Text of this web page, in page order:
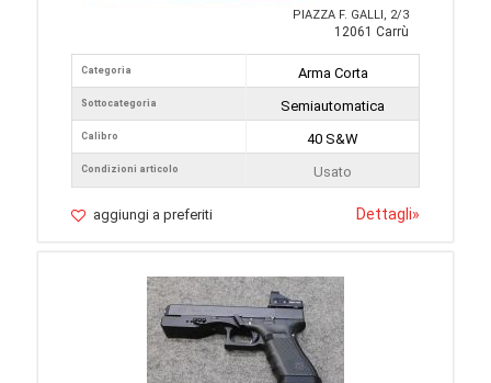
PIAZZA F. GALLI, 2/3
12061 Carrù
Categoria
Sottocategoria
Calibro
Condizioni articolo
Arma Corta
Semiautomatica
40 S&W
Usato
aggiungi a preferiti Dettagli»